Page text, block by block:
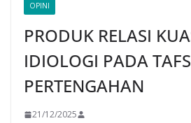
OPINI
PRODUK RELASI
IDIOLOGI PADA
PERTENGAHAN
21/12/2025